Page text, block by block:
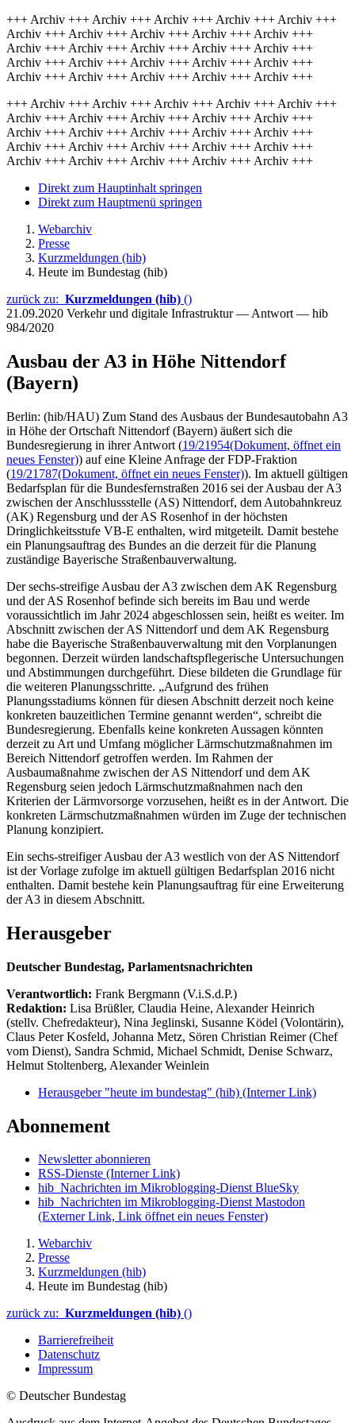
+++ Archiv +++ Archiv +++ Archiv +++ Archiv +++ Archiv +++
Archiv +++ Archiv +++ Archiv +++ Archiv +++ Archiv +++
Archiv +++ Archiv +++ Archiv +++ Archiv +++ Archiv +++
Archiv +++ Archiv +++ Archiv +++ Archiv +++ Archiv +++
Archiv +++ Archiv +++ Archiv +++ Archiv +++ Archiv +++
+++ Archiv +++ Archiv +++ Archiv +++ Archiv +++ Archiv +++
Archiv +++ Archiv +++ Archiv +++ Archiv +++ Archiv +++
Archiv +++ Archiv +++ Archiv +++ Archiv +++ Archiv +++
Archiv +++ Archiv +++ Archiv +++ Archiv +++ Archiv +++
Archiv +++ Archiv +++ Archiv +++ Archiv +++ Archiv +++
Direkt zum Hauptinhalt springen
Direkt zum Hauptmenü springen
Webarchiv
Presse
Kurzmeldungen (hib)
Heute im Bundestag (hib)
zurück zu: Kurzmeldungen (hib) ()
21.09.2020 Verkehr und digitale Infrastruktur — Antwort — hib
984/2020
Ausbau der A3 in Höhe Nittendorf
(Bayern)
Berlin: (hib/HAU) Zum Stand des Ausbaus der Bundesautobahn A3
in Höhe der Ortschaft Nittendorf (Bayern) äußert sich die
Bundesregierung in ihrer Antwort (19/21954(Dokument, öffnet ein
neues Fenster)) auf eine Kleine Anfrage der FDP-Fraktion
(19/21787(Dokument, öffnet ein neues Fenster)). Im aktuell gültigen
Bedarfsplan für die Bundesfernstraßen 2016 sei der Ausbau der A3
zwischen der Anschlussstelle (AS) Nittendorf, dem Autobahnkreuz
(AK) Regensburg und der AS Rosenhof in der höchsten
Dringlichkeitsstufe VB-E enthalten, wird mitgeteilt. Damit bestehe
ein Planungsauftrag des Bundes an die derzeit für die Planung
zuständige Bayerische Straßenbauverwaltung.
Der sechs-streifige Ausbau der A3 zwischen dem AK Regensburg
und der AS Rosenhof befinde sich bereits im Bau und werde
voraussichtlich im Jahr 2024 abgeschlossen sein, heißt es weiter. Im
Abschnitt zwischen der AS Nittendorf und dem AK Regensburg
habe die Bayerische Straßenbauverwaltung mit den Vorplanungen
begonnen. Derzeit würden landschaftspflegerische Untersuchungen
und Abstimmungen durchgeführt. Diese bildeten die Grundlage für
die weiteren Planungsschritte. „Aufgrund des frühen
Planungsstadiums können für diesen Abschnitt derzeit noch keine
konkreten bauzeitlichen Termine genannt werden“, schreibt die
Bundesregierung. Ebenfalls keine konkreten Aussagen könnten
derzeit zu Art und Umfang möglicher Lärmschutzmaßnahmen im
Bereich Nittendorf getroffen werden. Im Rahmen der
Ausbaumaßnahme zwischen der AS Nittendorf und dem AK
Regensburg seien jedoch Lärmschutzmaßnahmen nach den
Kriterien der Lärmvorsorge vorzusehen, heißt es in der Antwort. Die
konkreten Lärmschutzmaßnahmen würden im Zuge der technischen
Planung konzipiert.
Ein sechs-streifiger Ausbau der A3 westlich von der AS Nittendorf
ist der Vorlage zufolge im aktuell gültigen Bedarfsplan 2016 nicht
enthalten. Damit bestehe kein Planungsauftrag für eine Erweiterung
der A3 in diesem Abschnitt.
Herausgeber
Deutscher Bundestag, Parlamentsnachrichten
Verantwortlich: Frank Bergmann (V.i.S.d.P.)
Redaktion: Lisa Brüßler, Claudia Heine, Alexander Heinrich
(stellv. Chefredakteur), Nina Jeglinski, Susanne Ködel (Volontärin),
Claus Peter Kosfeld, Johanna Metz, Sören Christian Reimer (Chef
vom Dienst), Sandra Schmid, Michael Schmidt, Denise Schwarz,
Helmut Stoltenberg, Alexander Weinlein
Herausgeber "heute im bundestag" (hib) (Interner Link)
Abonnement
Newsletter abonnieren
RSS-Dienste (Interner Link)
hib_Nachrichten im Mikroblogging-Dienst BlueSky
hib_Nachrichten im Mikroblogging-Dienst Mastodon
(Externer Link, Link öffnet ein neues Fenster)
Webarchiv
Presse
Kurzmeldungen (hib)
Heute im Bundestag (hib)
zurück zu: Kurzmeldungen (hib) ()
Barrierefreiheit
Datenschutz
Impressum
© Deutscher Bundestag